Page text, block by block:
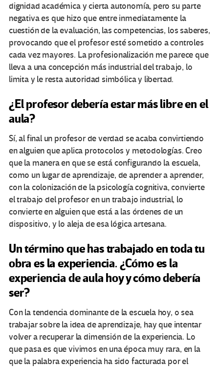
dignidad académica y cierta autonomía, pero su parte
negativa es que hizo que entre inmediatamente la
cuestión de la evaluación, las competencias, los saberes,
provocando que el profesor esté sometido a controles
cada vez mayores. La profesionalización me parece que
lleva a una concepción más industrial del trabajo, lo
limita y le resta autoridad simbólica y libertad.
¿El profesor debería estar más libre en el
aula?
Sí, al final un profesor de verdad se acaba convirtiendo
en alguien que aplica protocolos y metodologías. Creo
que la manera en que se está configurando la escuela,
como un lugar de aprendizaje, de aprender a aprender,
con la colonización de la psicología cognitiva, convierte
el trabajo del profesor en un trabajo industrial, lo
convierte en alguien que está a las órdenes de un
dispositivo, y lo aleja de esa lógica artesana.
Un término que has trabajado en toda tu
obra es la experiencia. ¿Cómo es la
experiencia de aula hoy y cómo debería
ser?
Con la tendencia dominante de la escuela hoy, o sea
trabajar sobre la idea de aprendizaje, hay que intentar
volver a recuperar la dimensión de la experiencia. Lo
que pasa es que vivimos en una época muy rara, en la
que la palabra experiencia ha sido facturada por el